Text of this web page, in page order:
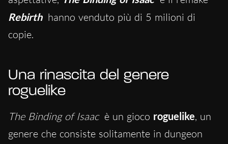
Rebirth hanno venduto più di 5 milioni di
copie.
Una rinascita del genere
roguelike
The Binding of Isaac è un gioco roguelike, un
genere che consiste solitamente in dungeon